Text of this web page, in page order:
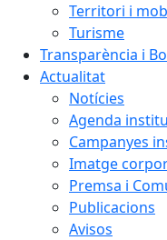
Territori i
Turisme
Transparència i
Actualitat
Notícies
Agenda
Campanyes
Imatge
Premsa i
Publicacions
Avisos